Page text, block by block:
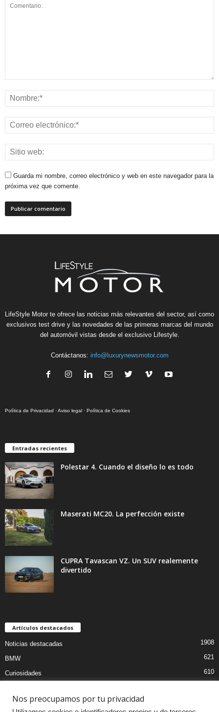
Guarda mi nombre, correo electrónico y web en este navegador para la
próxima vez que comente.
LifeStyle Motor te ofrece las noticias más relevantes del sector, así como
exclusivos test drive y las novedades de las primeras marcas del mundo
del automóvil vistas desde el exclusivo Lifestyle.
Contáctanos: info@luxurynewsmotor.com
Política de Privacidad ·Aviso legal · Política de Cookies
Entradas recientes
Polestar 4. Cuando el diseño lo es todo
Maserati MC20. La perfección existe
CUPRA Tavascan VZ. Un SUV realemente
divertido
Artículos destacados
Noticias destacadas 1908
BMW 621
Curiosidades 610
AudiNos preocupamos por tu privacidad